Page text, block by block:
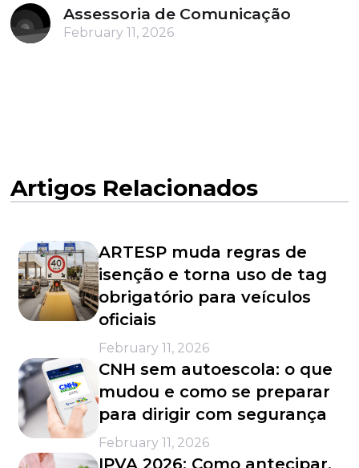
Assessoria de Comunicação
February 11, 2026
Artigos Relacionados
ARTESP muda regras de
isenção e torna uso de tag
obrigatório para veículos
oficiais
February 11, 2026
CNH sem autoescola: o que
mudou e como se preparar
para dirigir com segurança
February 11, 2026